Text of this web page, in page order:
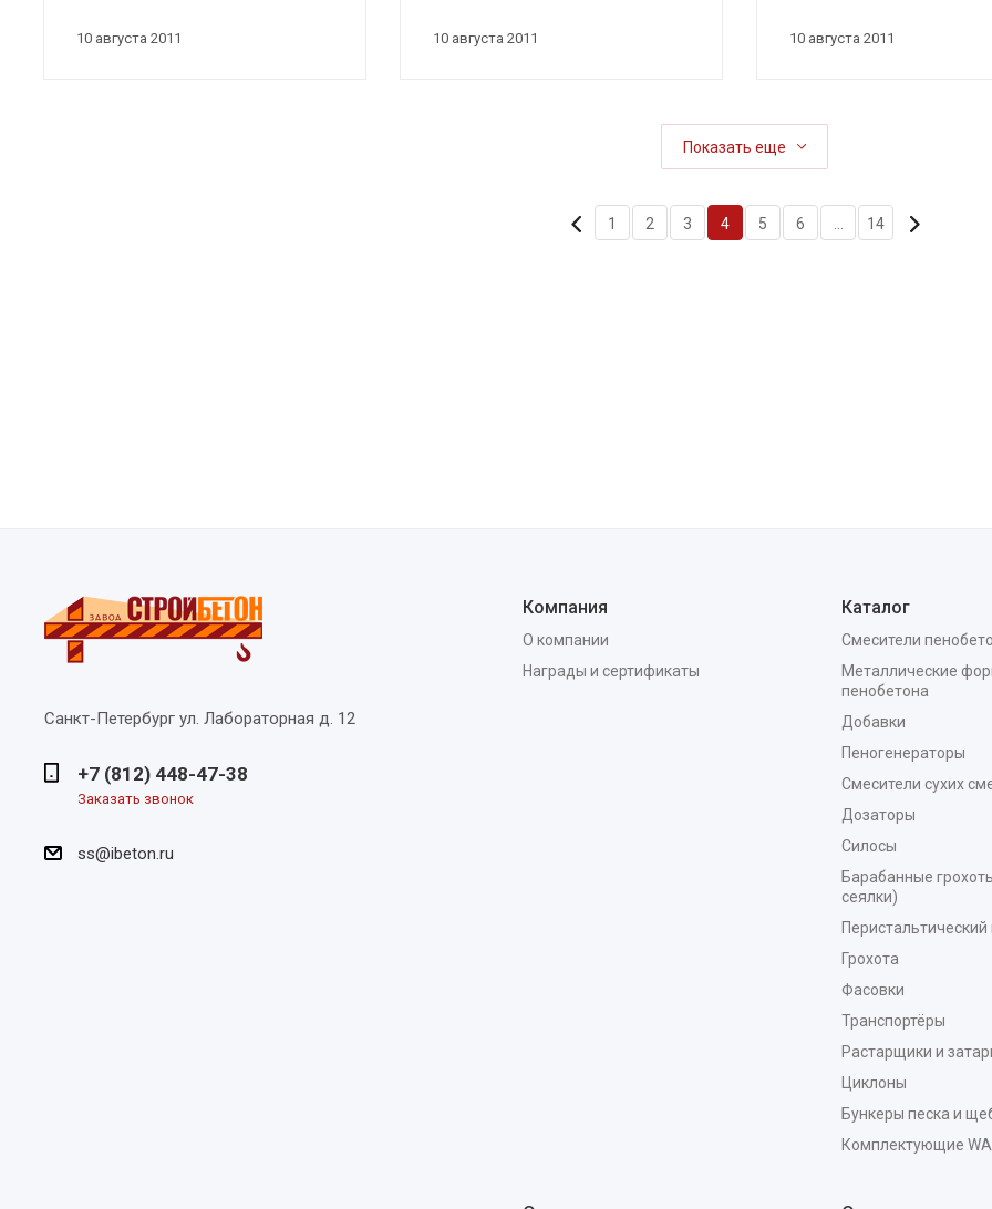
10 августа 2011 10 августа 2011 10 августа 2011
производство
Показать еще
1 2 3 4 5 6 14
Санкт-Петербург ул. Лабораторная д. 12
+7 (812) 448-47-38
Заказать звонок
ss@ibeton.ru
Компания
О компании
Награды и сертификаты
Каталог
Смесители
Металлические
пенобетона
Добавки
Пеногенераторы
Смесители сухих
Дозаторы
Силосы
Барабанные
сеялки)
Перистальтический
Грохота
Фасовки
Транспортёры
Растарщики и
Циклоны
Бункеры песка и
Комплектующие